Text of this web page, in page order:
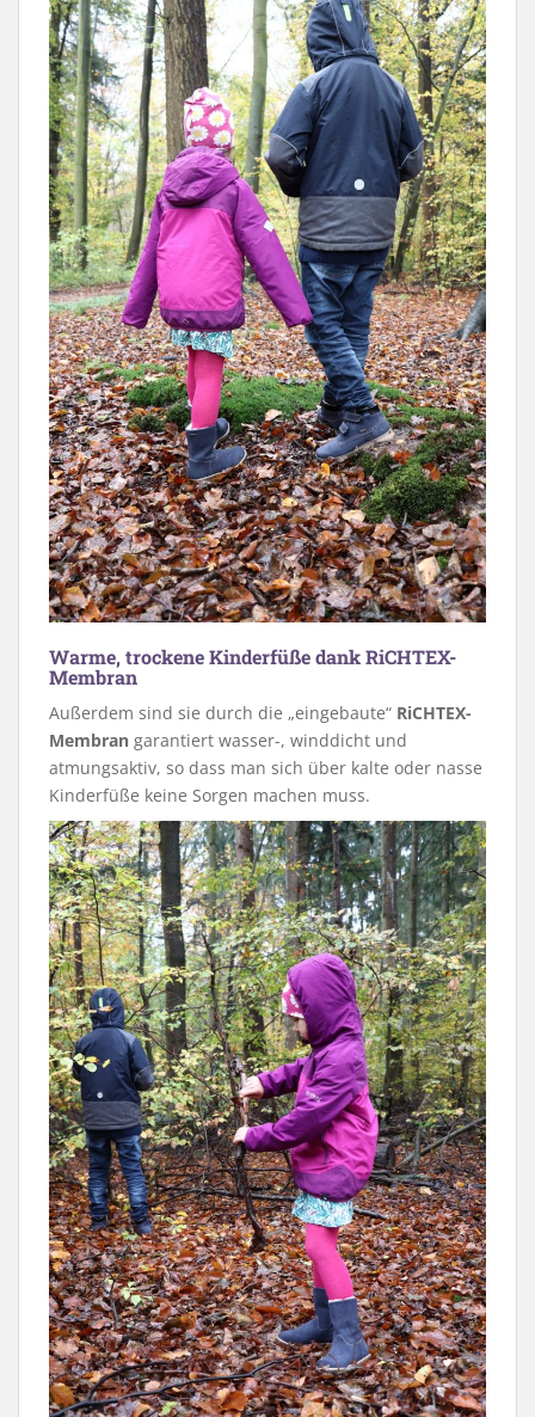
Warme, trockene Kinderfüße dank RiCHTEX-
Membran
Außerdem sind sie durch die „eingebaute“ RiCHTEX-
Membran garantiert wasser-, winddicht und
atmungsaktiv, so dass man sich über kalte oder nasse
Kinderfüße keine Sorgen machen muss.